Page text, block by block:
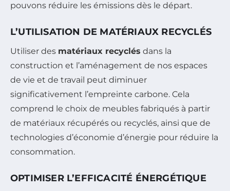
pouvons réduire les émissions dès le départ.
L’UTILISATION DE MATÉRIAUX RECYCLÉS
Utiliser des matériaux recyclés dans la
construction et l’aménagement de nos espaces
de vie et de travail peut diminuer
significativement l’empreinte carbone. Cela
comprend le choix de meubles fabriqués à partir
de matériaux récupérés ou recyclés, ainsi que de
technologies d’économie d’énergie pour réduire la
consommation.
OPTIMISER L’EFFICACITÉ ÉNERGÉTIQUE